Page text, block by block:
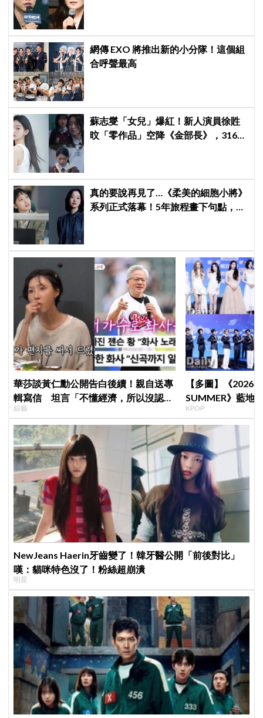
網傳 EXO 將推出新的小分隊！這個組
合呼聲最高
蘇志燮「女兒」爆紅！新人演員徐貹
旼「零作品」空降《金部長》，316萬
真的要說再見了…《柔美的細胞小將》
系列正式落幕！5年旅程畫下句點，金
華莎談黃仁勳公開告白後續！親自送專
輯寫信 坦言「不懂經濟，所以沒認出
來」
綜藝
【多圖】《2026
SUMMER》藍地
Velvet、Stray
等愛豆登場
KPOP
NewJeans Haerin牙齒變了！韓牙醫公開「前後對比」
嘆：貓咪特色沒了！粉絲超崩潰
明星